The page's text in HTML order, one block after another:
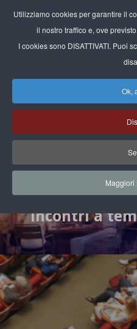
Utilizziamo cookies per garantire il
il nostro traffico e, ove
I cookies sono DISATTIVATI. Puoi
Ok,
Maggiori
Comitato
Incontri a